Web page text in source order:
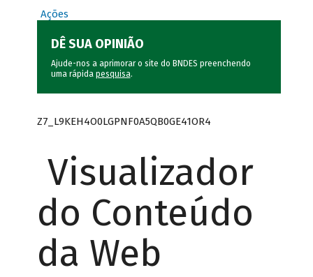
Ações
DÊ SUA OPINIÃO
Ajude-nos a aprimorar o site do BNDES preenchendo
uma rápida pesquisa.
Z7_L9KEH4O0LGPNF0A5QB0GE41OR4
Visualizador
do Conteúdo
da Web